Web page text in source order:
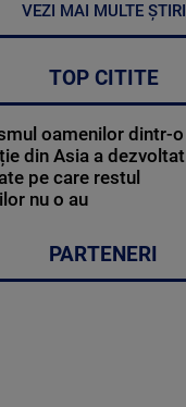
VEZI MAI MULTE ȘTIRI
TOP CITITE
oamenilor dintr-o
din Asia a dezvoltat
pe care restul
nu o au
PARTENERI